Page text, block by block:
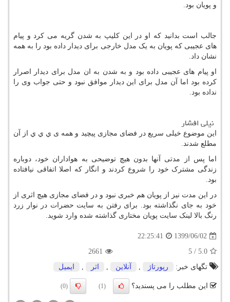
و پویان بود.
جالب است بدانید که او در این کلیپ به شدن گریه می کرد و پیام
های‌‌ عجیبی که پویان به یک مدل خارجی برای دیدار داده بود را به همه
نشان داد.
او پیام های‌‌ عجیبی داده بود و به شدن به ان مدل برای دیدار اصرار
کرده بود اما آن مدل برای این دیدار موافق نبود و حتی جواب وی را
نداده بود.
نیلی افشار
این موضوع خیلی سریع در فضای مجازی پیچید و همه ی ي ي ي از آن
مطلع شدند.
اما پس از مدتی آنها بدون هیچ توضیحی به هواداران خود، دوباره
زندگی مشترک خود را شروع کردند و انگار که اصلا اتفاقی نیافتاده
بود.
در این مدت نیز از پویان هم خبری نبود و در فضای مجازی هیچ اثری از
خود به جای نگذاشته بود. برای رفتن به سایت حضرات در نوار زرد
رنگ بالا لینک سایت پویان مختاری گذاشته شده وارد شوید.
1399/06/02
22:25:41
5.0
/
5
2661
تگهای خبر:
رپورتاژ , آنلاین , اثر , ایمیل
این مطلب را می پسندید؟ (1)
(0)